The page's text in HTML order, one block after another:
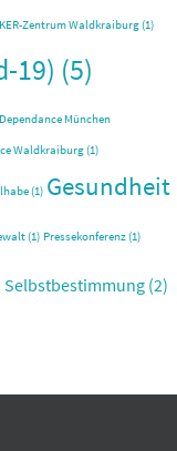
Zentrum Waldkraiburg (1)
19) (5)
Dependance München
Waldkraiburg (1)
(1) Gesundheit
(1) Pressekonferenz (1)
Selbstbestimmung (2)